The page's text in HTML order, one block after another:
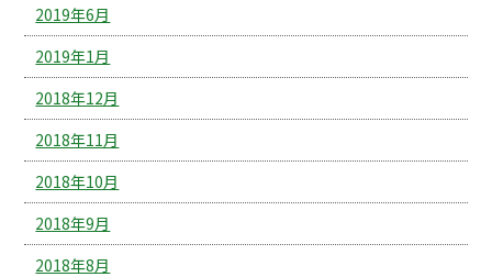
2019年6月
2019年1月
2018年12月
2018年11月
2018年10月
2018年9月
2018年8月